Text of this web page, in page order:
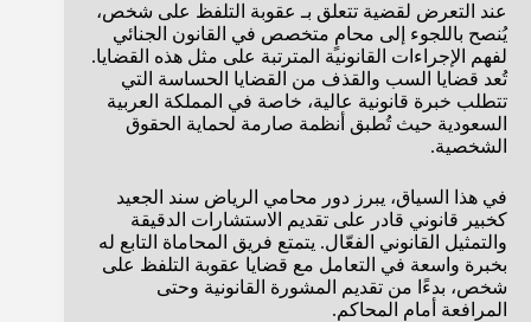
عند التعرض لقضية تتعلق بـ عقوبة التلفظ على شخص،
يُنصح باللجوء إلى محامٍ متخصص في القانون الجنائي
لفهم الإجراءات القانونية المترتبة على مثل هذه القضايا.
تُعد قضايا السب والقذف من القضايا الحساسة التي
تتطلب خبرة قانونية عالية، خاصة في المملكة العربية
السعودية حيث تُطبق أنظمة صارمة لحماية الحقوق
الشخصية.
في هذا السياق، يبرز دور محامي الرياض سند الجعيد
كخبير قانوني قادر على تقديم الاستشارات الدقيقة
والتمثيل القانوني الفعّال. يتمتع فريق المحاماة التابع له
بخبرة واسعة في التعامل مع قضايا عقوبة التلفظ على
شخص، بدءًا من تقديم المشورة القانونية وحتى
المرافعة أمام المحاكم.